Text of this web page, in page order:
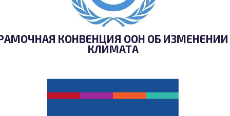
КОНВЕНЦИЯ ООН ОБ ИЗМЕНЕНИИ
КЛИМАТА